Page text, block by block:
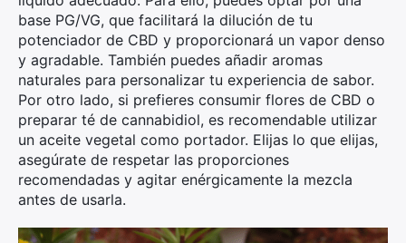
base PG/VG, que facilitará la dilución de tu
potenciador de CBD y proporcionará un vapor denso
y agradable. También puedes añadir aromas
naturales para personalizar tu experiencia de sabor.
Por otro lado, si prefieres consumir flores de CBD o
preparar té de cannabidiol, es recomendable utilizar
un aceite vegetal como portador. Elijas lo que elijas,
asegúrate de respetar las proporciones
recomendadas y agitar enérgicamente la mezcla
antes de usarla.